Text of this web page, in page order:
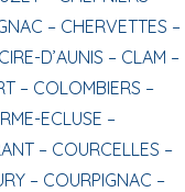
– CHERVETTES –
CIRE-D’AUNIS – CLAM –
– COLOMBIERS –
ECLUSE –
– COURCELLES –
– COURPIGNAC –